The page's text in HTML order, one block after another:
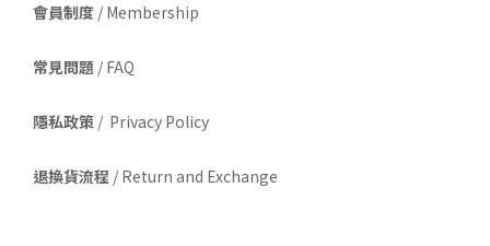
會員制度 / Membership
常見問題 / FAQ
隱私政策 / Privacy Policy
退換貨流程 / Return and Exchange